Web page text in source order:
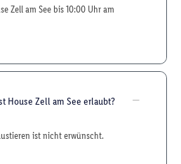
Zell am See bis 10:00 Uhr am
House Zell am See erlaubt?
ist nicht erwünscht.